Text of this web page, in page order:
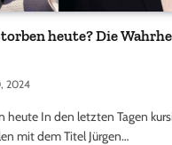
heute? Die
2024
heute In den letzten Tagen
mit dem Titel Jürgen…